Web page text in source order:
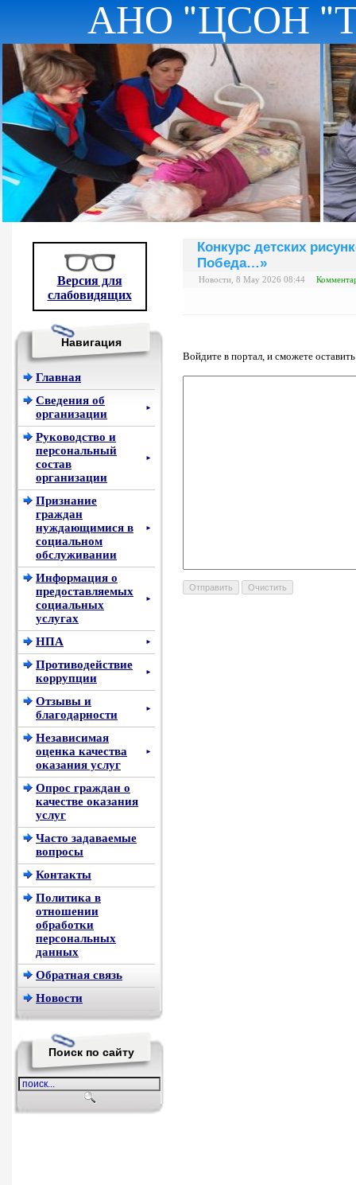
АНО "ЦСОН
Версия для
слабовидящих
Навигация
Главная
Сведения об
организации
►
Руководство и
персональный
состав
организации
►
Признание
граждан
нуждающимися в
социальном
обслуживании
►
Информация о
предоставляемых
социальных
услугах
►
НПА ►
Противодействие
коррупции
►
Отзывы и
благодарности
►
Независимая
оценка качества
оказания услуг
►
Опрос граждан о
качестве оказания
услуг
Часто задаваемые
вопросы
Контакты
Политика в
отношении
обработки
персональных
данных
Обратная связь
Новости
Поиск по сайту
Конкурс детских
Победа…»
Новости, 8 May 2026 08:44
Войдите в портал, и сможете